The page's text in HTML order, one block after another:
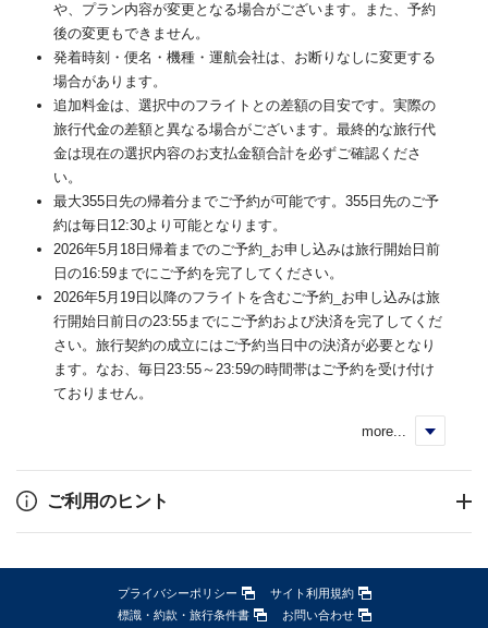
や、プラン内容が変更となる場合がございます。また、予約
後の変更もできません。
発着時刻・便名・機種・運航会社は、お断りなしに変更する
場合があります。
追加料金は、選択中のフライトとの差額の目安です。実際の
旅行代金の差額と異なる場合がございます。最終的な旅行代
金は現在の選択内容のお支払金額合計を必ずご確認くださ
い。
最大355日先の帰着分までご予約が可能です。355日先のご予
約は毎日12:30より可能となります。
2026年5月18日帰着までのご予約_お申し込みは旅行開始日前
日の16:59までにご予約を完了してください。
2026年5月19日以降のフライトを含むご予約_お申し込みは旅
行開始日前日の23:55までにご予約および決済を完了してくだ
さい。旅行契約の成立にはご予約当日中の決済が必要となり
ます。なお、毎日23:55～23:59の時間帯はご予約を受け付け
ておりません。
more...
ご利用のヒント
プライバシーポリシー
サイト利用規約
標識・約款・旅行条件書
お問い合わせ